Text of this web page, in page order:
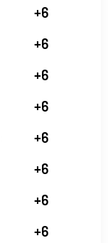
+6
+6
+6
+6
+6
+6
+6
+6